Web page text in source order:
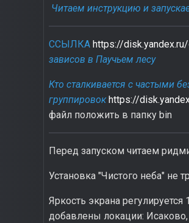
Читаем инструкцию и
ССЫЛКА https://
зависов в Паучьем лесу
Кто сталкивается с частыми
группировок https://
файл положить в папку bin
Перед запуском читаем
Установка "Чистого неба" не
Яркость экрана
добавлены локации: Исаково,